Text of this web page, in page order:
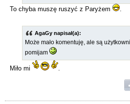
To chyba muszę ruszyć z Paryżem .
AgaGy napisał(a):
Może mało komentuję, ale są
pomijam
Miło mi .